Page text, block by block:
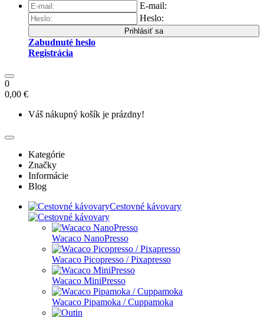
E-mail:
Heslo:
Prihlásiť sa
Zabudnuté heslo
Registrácia
0
0,00 €
Váš nákupný košík je prázdny!
Kategórie
Značky
Informácie
Blog
Cestovné kávovary
Wacaco NanoPresso
Wacaco Picopresso / Pixapresso
Wacaco MiniPresso
Wacaco Pipamoka / Cuppamoka